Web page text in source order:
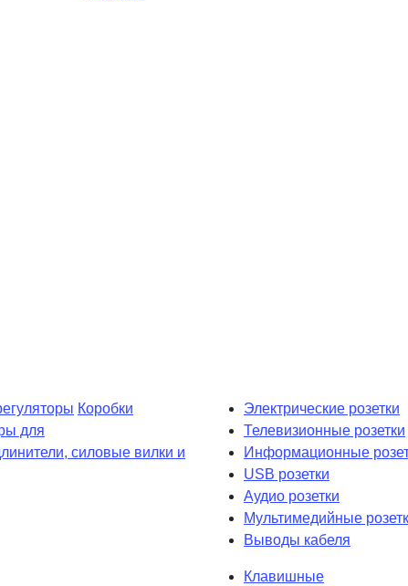
Коробки
для
силовые вилки и
Электрические розетки
Телевизионные розетки
Информационные
USB розетки
Аудио розетки
Мультимедийные
Выводы кабеля
Клавишные